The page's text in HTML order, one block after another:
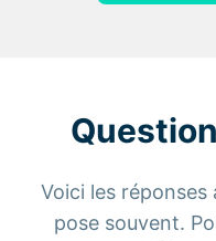
Voici les
pose souvent.